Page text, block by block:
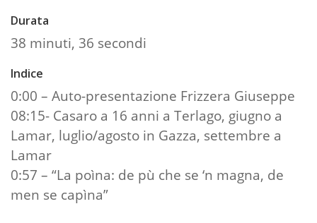
Durata
38 minuti, 36 secondi
Indice
0:00 – Auto-presentazione Frizzera Giuseppe
08:15- Casaro a 16 anni a Terlago, giugno a
Lamar, luglio/agosto in Gazza, settembre a
Lamar
0:57 – “La poìna: de pù che se ‘n magna, de
men se capìna”